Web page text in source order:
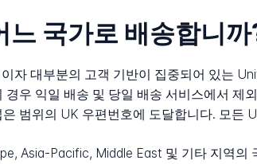
국가로 배송합니까
자 대부분의 고객 기반이 집중되어 있는
우 익일 배송 및 당일 배송 서비스에서 제
범위의 UK 우편번호에 도달합니다. 모든
Asia-Pacific, Middle East 및 기타 지역